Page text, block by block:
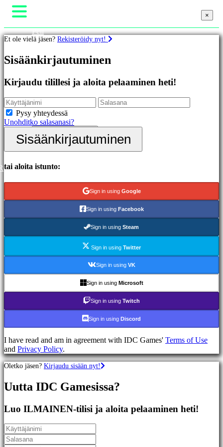
Esittelyssä
Uutuudet
Ilmaiset
pelit
Kategoriat
Toimintapelit
Seikkailupelit
pelit
pelit
Räiskintäpelit
games
games
games
games
games
games
Demot
Yhteisö
Gameplay
sisäiset
Uutiset
Media
Oppaat
Peli
Gameplay
Uutiset
Tuki
Kauppa
Rekisteröidy
×
Et ole vielä jäsen? Rekisteröidy nyt!
Sisäänkirjautuminen
Kirjaudu tilillesi ja aloita pelaaminen heti!
Pysy yhteydessä
Unohditko salasanasi?
Sisäänkirjautuminen
tai aloita istunto:
Sign in using Google
Sign in using Facebook
Sign in using Steam
Sign in using Twitter
Sign in using VK
Sign in using Microsoft
Sign in using Twitch
Sign in using Discord
I have read and am in agreement with IDC Games' Terms of Use
and Privacy Policy.
×
Oletko jäsen? Kirjaudu sisään nyt!
Uutta IDC Gamesissa?
Luo ILMAINEN-tilisi ja aloita pelaaminen heti!
×